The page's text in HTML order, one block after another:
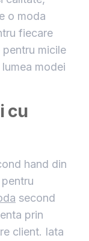
o moda
fiecare
micile
modei
cu
hand din
second
prin
client. Iata